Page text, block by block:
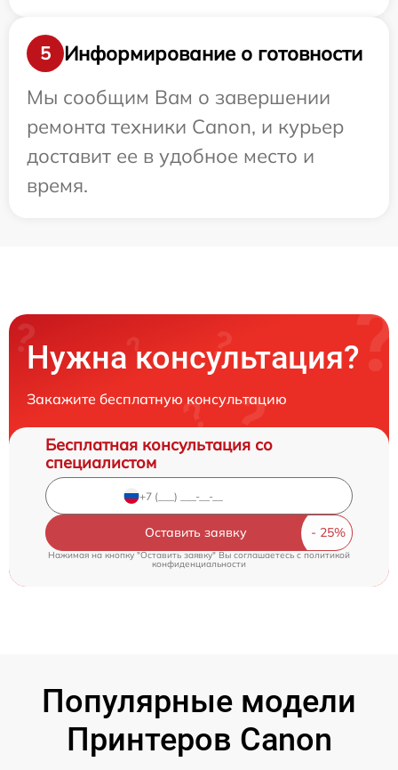
5
Информирование о готовности
Мы сообщим Вам о завершении
ремонта техники Canon, и курьер
доставит ее в удобное место и
время.
Нужна консультация?
Закажите бесплатную консультацию
Бесплатная консультация со
специалистом
Оставить заявку
Нажимая на кнопку "Оставить заявку" Вы соглашаетесь c политикой
конфиденциальности
Популярные модели
Принтеров Canon